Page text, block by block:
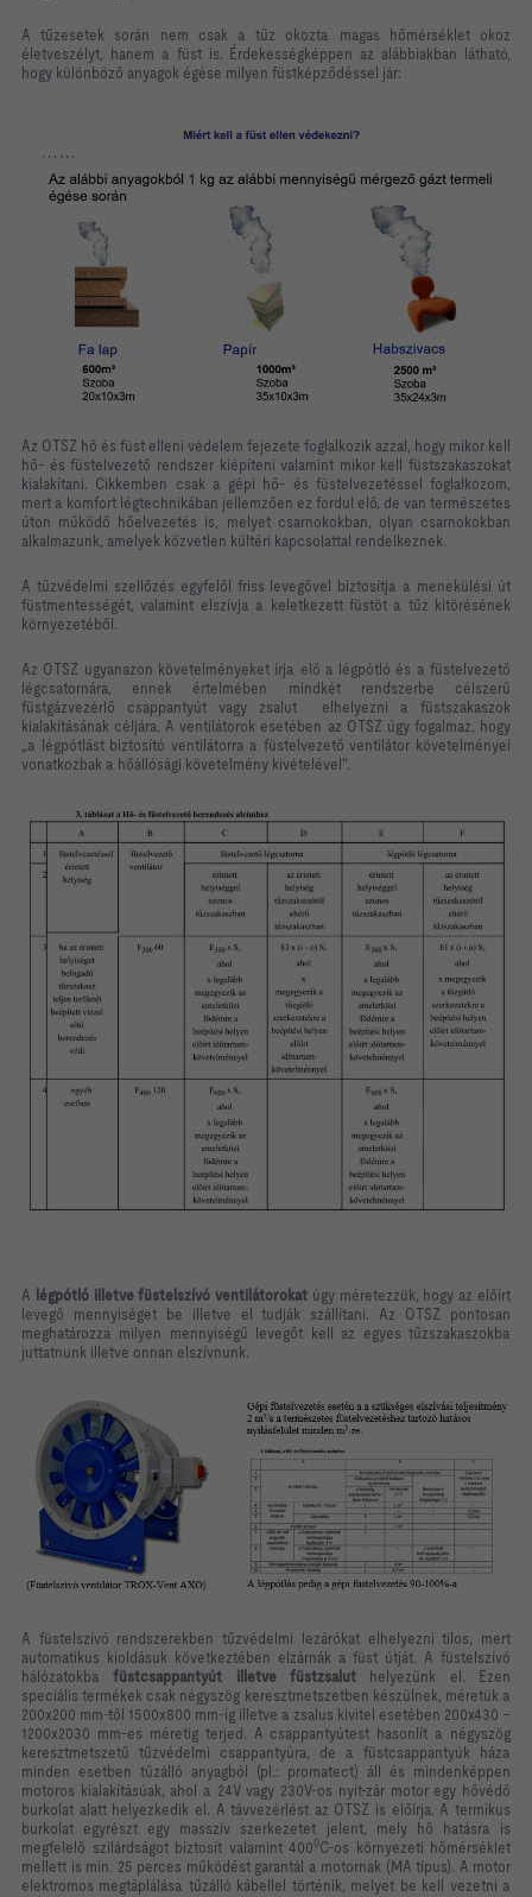
A tűzesetek során nem csak a tűz okozta magas hőmérséklet okoz
életveszélyt, hanem a füst is. Érdekességképpen az alábbiakban látható,
hogy különböző anyagok égése milyen füstképződéssel jár:
Az OTSZ hő és füst elleni védelem fejezete foglalkozik azzal, hogy mikor kell
hő- és füstelvezető rendszer kiépíteni valamint mikor kell füstszakaszokat
kialakítani. Cikkemben csak a gépi hő- és füstelvezetéssel foglalkozom,
mert a komfort légtechnikában jellemzően ez fordul elő, de van természetes
úton működő hőelvezetés is, melyet csarnokokban, olyan csarnokokban
alkalmazunk, amelyek közvetlen kültéri kapcsolattal rendelkeznek.
A tűzvédelmi szellőzés egyfelől friss levegővel biztosítja a menekülési út
füstmentességét, valamint elszívja a keletkezett füstöt a tűz kitörésének
környezetéből.
Az OTSZ ugyanazon követelményeket írja elő a légpótló és a füstelvezető
légcsatornára, ennek értelmében mindkét rendszerbe célszerű
füstgázvezérlő csappantyút vagy zsalut
elhelyezni a füstszakaszok
kialakításának céljára. A ventilátorok esetében az OTSZ úgy fogalmaz, hogy
„a légpótlást biztosító ventilátorra a füstelvezető ventilátor követelményei
vonatkozbak a hőállósági követelmény kivételével".
A légpótló illetve füstelszívó ventilátorokat úgy méretezzük, hogy az előírt
levegő mennyiséget be illetve el tudják szállítani. Az OTSZ pontosan
meghatározza milyen mennyiségű levegőt kell az egyes tűzszakaszokba
juttatnunk illetve onnan elszívnunk.
A füstelszívó rendszerekben tűzvédelmi lezárókat elhelyezni tilos, mert
automatikus kioldásuk következtében elzárnák a füst útját. A füstelszívó
hálózatokbafüstcsappantyút illetve füstzsalut helyezünk el. Ezen
speciális termékek csak négyszög keresztmetszetben készülnek, méretük a
200x200 mm-től 1500x800 mm-ig illetve a zsalus kivitel esetében 200x430 –
1200x2030 mm-es méretig terjed. A csappantyútest hasonlít a négyszög
keresztmetszetű tűzvédelmi csappantyúra, de a füstcsappantyúk háza
minden esetben tűzálló anyagból (pl.: promatect) áll és mindenképpen
motoros kialakításúak, ahol a 24V vagy 230V-os nyit-zár motor egy hővédő
burkolat alatt helyezkedik el. A távvezérlést az OTSZ is előírja. A termikus
burkolat egyrészt egy masszív szerkezetet jelent, mely hő hatásra is
megfelelő szilárdságot biztosít valamint 4000C-os környezeti hőmérséklet
mellett is min. 25 perces működést garantál a motornak (MA típus). A motor
elektromos megtáplálása tűzálló kábellel történik, melyet be kell vezetni a